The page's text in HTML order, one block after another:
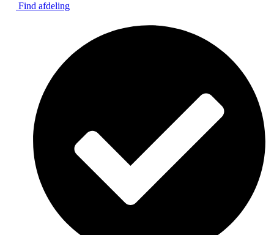
Find afdeling